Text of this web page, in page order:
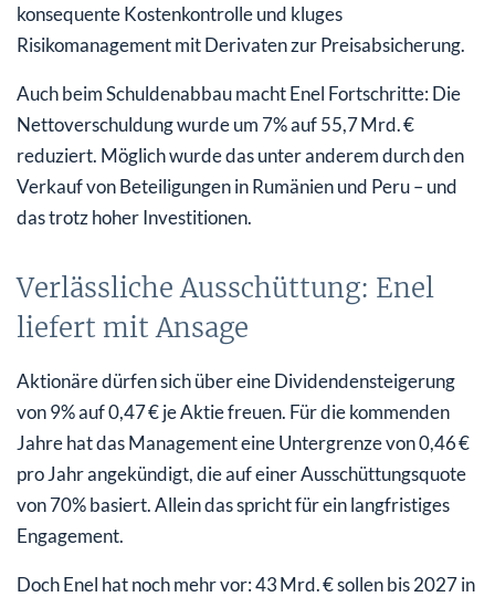
konsequente Kostenkontrolle und kluges
Risikomanagement mit Derivaten zur Preisabsicherung.
Auch beim Schuldenabbau macht Enel Fortschritte: Die
Nettoverschuldung wurde um 7% auf 55,7 Mrd. €
reduziert. Möglich wurde das unter anderem durch den
Verkauf von Beteiligungen in Rumänien und Peru – und
das trotz hoher Investitionen.
Verlässliche Ausschüttung: Enel
liefert mit Ansage
Aktionäre dürfen sich über eine Dividendensteigerung
von 9% auf 0,47 € je Aktie freuen. Für die kommenden
Jahre hat das Management eine Untergrenze von 0,46 €
pro Jahr angekündigt, die auf einer Ausschüttungsquote
von 70% basiert. Allein das spricht für ein langfristiges
Engagement.
Doch Enel hat noch mehr vor: 43 Mrd. € sollen bis 2027 in